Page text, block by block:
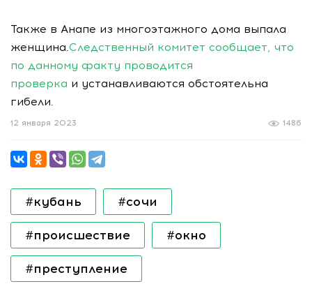
Также в Анапе из многоэтажного дома выпала
женщина.Следственный комитет сообщает, что
по данному факту проводится
проверка и устанавливаются обстоятельна
гибели.
1486
12 января 2023
#кубань #сочи
#происшествие #окно
#преступление